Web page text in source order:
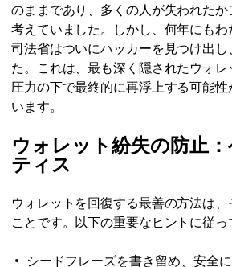
のままであり、多くの人が失われたか
考えていました。しかし、何年にも
司法省はついにハッカーを見つけ出
た。これは、最も深く隠されたウォ
圧力の下で最終的に再浮上する可能
います。
ウォレット紛失の防止
ティス
ウォレットを回復する最善の方法は
ことです。以下の重要なヒントに従っ
シードフレーズを書き留め、安全